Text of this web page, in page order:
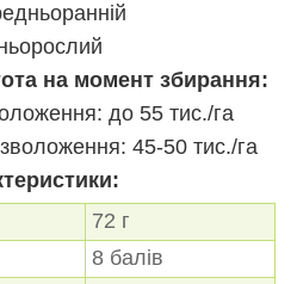
на момент збирання:
до 55 тис./га
45-50 тис./га
72 г
8 балів